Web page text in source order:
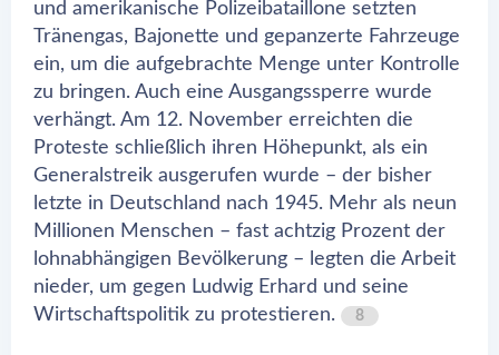
und amerikanische Polizeibataillone setzten
Tränengas, Bajonette und gepanzerte Fahrzeuge
ein, um die aufgebrachte Menge unter Kontrolle
zu bringen. Auch eine Ausgangssperre wurde
verhängt. Am 12. November erreichten die
Proteste schließlich ihren Höhepunkt, als ein
Generalstreik ausgerufen wurde – der bisher
letzte in Deutschland nach 1945. Mehr als neun
Millionen Menschen – fast achtzig Prozent der
lohnabhängigen Bevölkerung – legten die Arbeit
nieder, um gegen Ludwig Erhard und seine
Wirtschaftspolitik zu protestieren.
8